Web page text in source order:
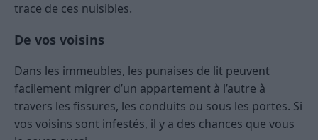
trace de ces nuisibles.
De vos voisins
Dans les immeubles, les punaises de lit peuvent
facilement migrer d’un appartement à l’autre à
travers les fissures, les conduits ou sous les portes. Si
vos voisins sont infestés, il y a des chances que vous